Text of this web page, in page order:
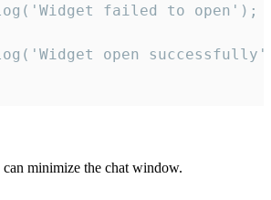
failed to open');
open
minimize the chat window.